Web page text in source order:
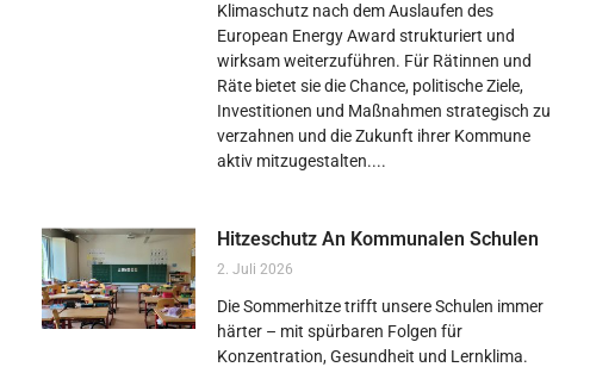
Klimaschutz nach dem Auslaufen des
European Energy Award strukturiert und
wirksam weiterzuführen. Für Rätinnen und
Räte bietet sie die Chance, politische Ziele,
Investitionen und Maßnahmen strategisch zu
verzahnen und die Zukunft ihrer Kommune
aktiv mitzugestalten.
Hitzeschutz An Kommunalen Schulen
2. Juli 2026
Die Sommerhitze trifft unsere Schulen immer
härter – mit spürbaren Folgen für
Konzentration, Gesundheit und Lernklima.